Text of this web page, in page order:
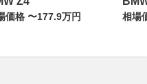
価格 〜177.9万円 相場